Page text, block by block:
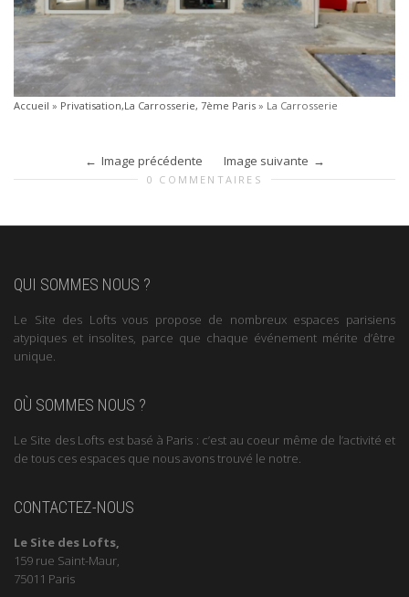
Accueil » Privatisation,La Carrosserie, 7ème Paris » La Carrosserie
Image précédente Image suivante
0 COMMENTAIRES
QUI SOMMES NOUS ?
Le Site des Lofts vous propose de nombreux espaces parisiens
atypiques et insolites, parce que chaque événement mérite d’être
unique.
OÙ SOMMES NOUS ?
Le Site des Lofts est basé à Paris : c’est au coeur même de l’activité et
de tous ces espaces que nous avons trouvé le notre.
CONTACTEZ-NOUS
Le Site des Lofts,
159 rue Saint-Maur,
75011 Paris